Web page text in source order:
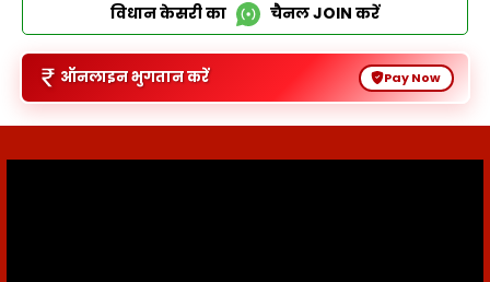
विधान केसरी का चैनलJOIN करें
ऑनलाइन भुगतान करें Pay Now